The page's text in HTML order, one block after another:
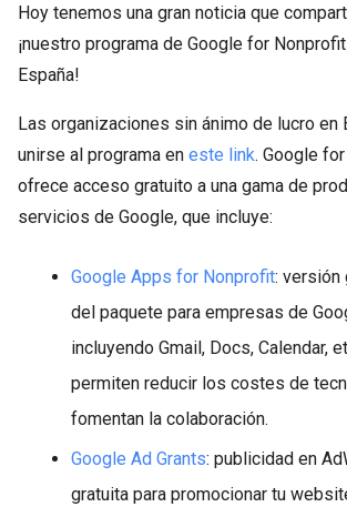
Hoy tenemos una gran noticia que
¡nuestro programa de Google for
España!
Las organizaciones sin ánimo de lucro en
unirse al programa en este link. Google
ofrece acceso gratuito a una gama de
servicios de Google, que incluye:
Google Apps for Nonprofit: versión
del paquete para empresas de
incluyendo Gmail, Docs, Calendar,
permiten reducir los costes de
fomentan la colaboración.
Google Ad Grants: publicidad en
gratuita para promocionar tu